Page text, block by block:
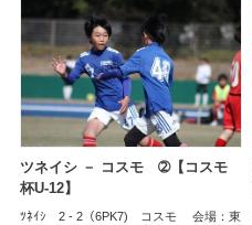
ツネイシ － コスモ ➁【コスモ
杯U-12】
ﾂﾈｲｼ 2 - 2（6PK7) コスモ 会場：東